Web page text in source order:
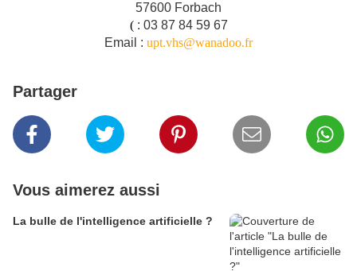
57600 Forbach
( : 03 87 84 59 67
Email : upt.vhs@wanadoo.fr
Partager
Vous aimerez aussi
La bulle de l'intelligence artificielle ?